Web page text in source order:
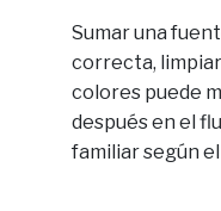
Sumar una
correcta,
colores puede
después en el
familiar según el